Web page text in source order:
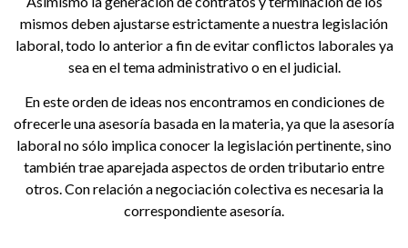
mismos deben ajustarse estrictamente a nuestra legislación
laboral, todo lo anterior a fin de evitar conflictos laborales ya
sea en el tema administrativo o en el judicial.
En este orden de ideas nos encontramos en condiciones de
ofrecerle una asesoría basada en la materia, ya que la asesoría
laboral no sólo implica conocer la legislación pertinente, sino
también trae aparejada aspectos de orden tributario entre
otros. Con relación a negociación colectiva es necesaria la
correspondiente asesoría.